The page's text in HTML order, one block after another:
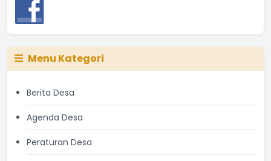
Menu Kategori
Berita Desa
Agenda Desa
Peraturan Desa